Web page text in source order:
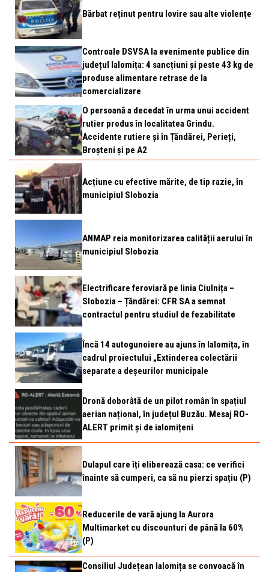
Bărbat reținut pentru lovire sau alte violențe
Controale DSVSA la evenimente publice din
județul Ialomița: 4 sancțiuni și peste 43 kg de
produse alimentare retrase de la
comercializare
O persoană a decedat în urma unui accident
rutier produs în localitatea Grindu.
Accidente rutiere și în Țăndărei, Perieți,
Broșteni și pe A2
Acțiune cu efective mărite, de tip razie, în
municipiul Slobozia
ANMAP reia monitorizarea calității aerului în
municipiul Slobozia
Electrificare feroviară pe linia Ciulnița –
Slobozia – Țăndărei: CFR SA a semnat
contractul pentru studiul de fezabilitate
Încă 14 autogunoiere au ajuns în Ialomița, în
cadrul proiectului „Extinderea colectării
separate a deșeurilor municipale
Dronă doborâtă de un pilot român în spațiul
aerian național, în județul Buzău. Mesaj RO-
ALERT primit și de ialomițeni
Dulapul care îți eliberează casa: ce verifici
înainte să cumperi, ca să nu pierzi spațiu (P)
Reducerile de vară ajung la Aurora
Multimarket cu discounturi de până la 60%
(P)
Consiliul Județean Ialomița se convoacă în